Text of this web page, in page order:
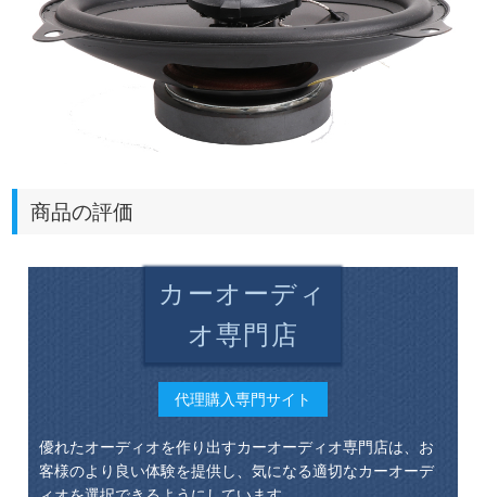
商品の評価
カーオーディ
オ専門店
代理購入専門サイト
優れたオーディオを作り出すカーオーディオ専門店は、お
客様のより良い体験を提供し、気になる適切なカーオーデ